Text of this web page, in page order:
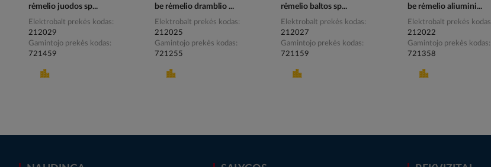
rėmelio juodos sp...
Elektrobalt prekės kodas
212029
Gamintojo prekės kodas
721459
be rėmelio dramblio ...
Elektrobalt prekės kodas
212025
Gamintojo prekės kodas
721255
rėmelio baltos sp...
Elektrobalt prekės kodas
212027
Gamintojo prekės kodas
721159
be rėmelio aliumini...
Elektrobalt prekės kodas
212022
Gamintojo prekės kodas
721358